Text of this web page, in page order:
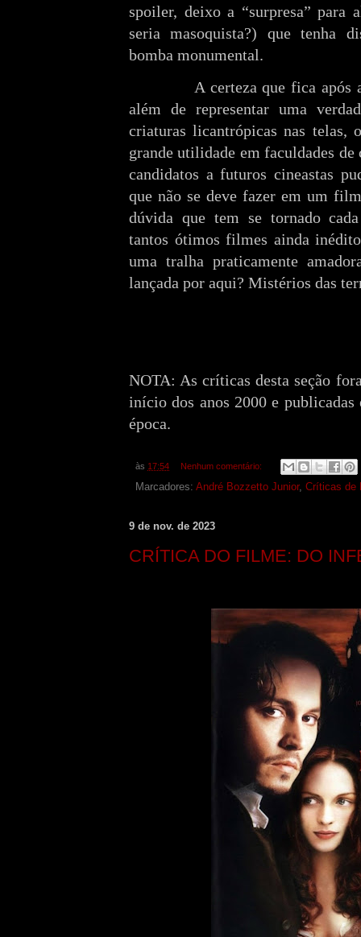
spoiler, deixo a “surpresa” para
seria masoquista?) que tenha
bomba monumental.
A certeza que fica após
além de representar uma
criaturas licantrópicas nas telas,
grande utilidade em faculdades de
candidatos a futuros cineastas
que não se deve fazer em um
dúvida que tem se tornado
tantos ótimos filmes ainda
uma tralha praticamente
lançada por aqui? Mistérios das
NOTA: As críticas desta seção
início dos anos 2000 e
época.
às 17:54 Nenhum comentário:
Marcadores: André Bozzetto Junior, Críticas de
9 de nov. de 2023
CRÍTICA DO FILME: DO